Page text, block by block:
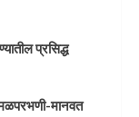
प्रसिद्ध
मानवत